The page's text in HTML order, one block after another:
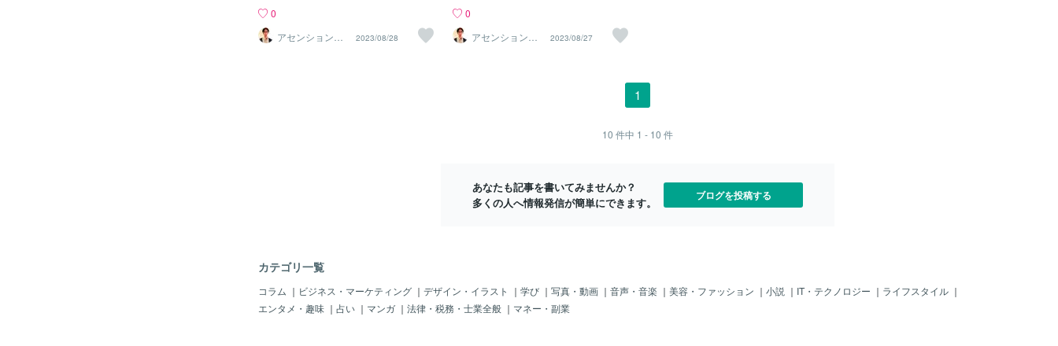
と思うことが大切です。
抵抗は痛みや停滞を生み出します。流
れ、プロセスを信頼することです。不安
や恐れにフォーカスしないことが大事で
0
アセンションナ
ビゲーター和（K
2023/08/28
を信頼することです。 【造化三神（ゾウ
カサンシン）】和魂：調和・融合「すべ
ての根源はあなたの中にあります」あな
を取り巻くパワー・エネルギーと調和す
0
アセンションナ
ビゲーター和（K
2023/08/27
1
10 件中 1 - 10 件
あなたも記事を書いてみませんか？
多くの人へ情報発信が簡単にできます。
ブログを投稿する
カテゴリ一覧
コラム ｜ ビジネス・マーケティング ｜ デザイン・イラスト ｜ 学び ｜ 写真・動画 ｜ 音声・音楽 ｜ 美容・ファッション ｜ 小説 ｜ IT・テクノロジー ｜ ライフスタイル ｜
エンタメ・趣味 ｜ 占い ｜ マンガ ｜ 法律・税務・士業全般 ｜ マネー・副業